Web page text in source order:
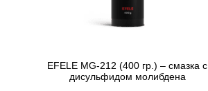
EFELE MG-212 (400 гр.) – смазка c
дисульфидом молибдена